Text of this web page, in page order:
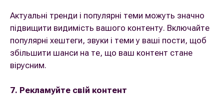
Актуальні тренди і популярні теми можуть значно
підвищити видимість вашого контенту. Включайте
популярні хештеги, звуки і теми у ваші пости, щоб
збільшити шанси на те, що ваш контент стане
вірусним.
7. Рекламуйте свій контент